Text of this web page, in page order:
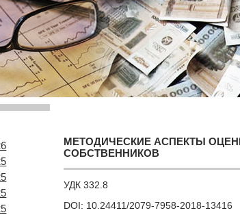
МЕТОДИЧЕСКИЕ АСПЕКТЫ
СОБСТВЕННИКОВ
УДК 332.8
DOI: 10.24411/2079-7958-2018-13416